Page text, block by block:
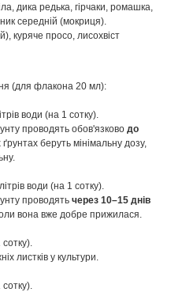
дика редька, гірчаки, ромашка,
середній (мокриця).
куряче просо, лисохвіст
(для флакона 20 мл):
води (на 1 сотку).
проводять обов'язково до
ґрунтах беруть мінімальну дозу,
води (на 1 сотку).
проводять через 10–15 днів
вона вже добре прижилася.
листків у культури.